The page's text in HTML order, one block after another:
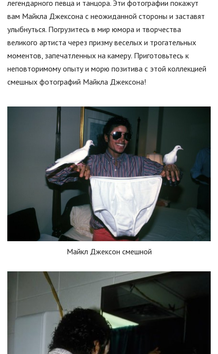
легендарного певца и танцора. Эти фотографии покажут
вам Майкла Джексона с неожиданной стороны и заставят
улыбнуться. Погрузитесь в мир юмора и творчества
великого артиста через призму веселых и трогательных
моментов, запечатленных на камеру. Приготовьтесь к
неповторимому опыту и морю позитива с этой коллекцией
смешных фотографий Майкла Джексона!
Майкл Джексон смешной